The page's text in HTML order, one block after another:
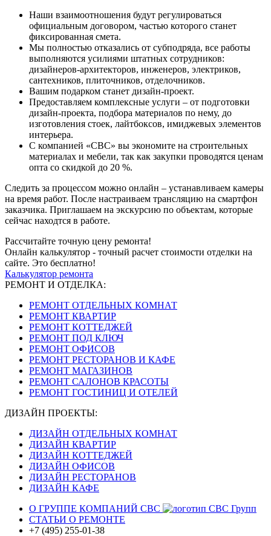
Наши взаимоотношения будут регулироваться
официальным договором, частью которого станет
фиксированная смета.
Мы полностью отказались от субподряда, все работы
выполняются усилиями штатных сотрудников:
дизайнеров-архитекторов, инженеров, электриков,
сантехников, плиточников, отделочников.
Вашим подарком станет дизайн-проект.
Предоставляем комплексные услуги – от подготовки
дизайн-проекта, подбора материалов по нему, до
изготовления стоек, лайтбоксов, имиджевых элементов
интерьера.
С компанией «СВС» вы экономите на строительных
материалах и мебели, так как закупки проводятся ценам
опта со скидкой до 20 %.
Следить за процессом можно онлайн – устанавливаем камеры
на время работ. После настраиваем трансляцию на смартфон
заказчика. Приглашаем на экскурсию по объектам, которые
сейчас находтся в работе.
Рассчитайте точную цену ремонта!
Онлайн калькулятор - точный расчет стоимости отделки на
сайте. Это бесплатно!
Калькулятор ремонта
РЕМОНТ И ОТДЕЛКА:
РЕМОНТ ОТДЕЛЬНЫХ КОМНАТ
РЕМОНТ КВАРТИР
РЕМОНТ КОТТЕДЖЕЙ
РЕМОНТ ПОД КЛЮЧ
РЕМОНТ ОФИСОВ
РЕМОНТ РЕСТОРАНОВ И КАФЕ
РЕМОНТ МАГАЗИНОВ
РЕМОНТ САЛОНОВ КРАСОТЫ
РЕМОНТ ГОСТИНИЦ И ОТЕЛЕЙ
ДИЗАЙН ПРОЕКТЫ:
ДИЗАЙН ОТДЕЛЬНЫХ КОМНАТ
ДИЗАЙН КВАРТИР
ДИЗАЙН КОТТЕДЖЕЙ
ДИЗАЙН ОФИСОВ
ДИЗАЙН РЕСТОРАНОВ
ДИЗАЙН КАФЕ
О ГРУППЕ КОМПАНИЙ СВС
СТАТЬИ О РЕМОНТЕ
+7 (495) 255-01-38